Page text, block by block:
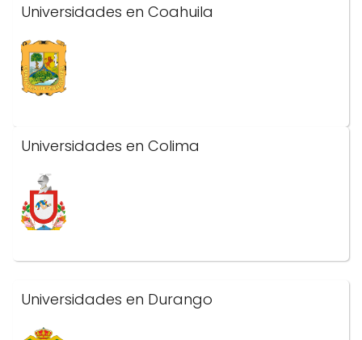
Universidades en Coahuila
Universidades en Colima
Universidades en Durango